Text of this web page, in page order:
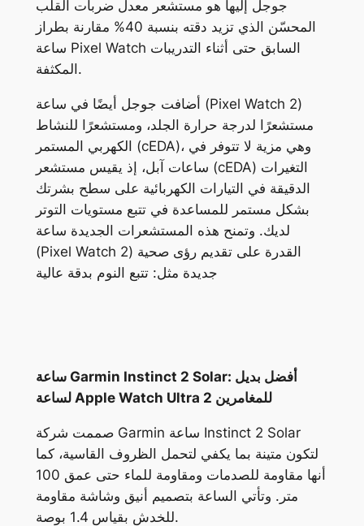
جوجل إليها هو مستشعر معدل ضربات القلب
المحسّن الذي تزيد دقته بنسبة 40% مقارنة بطراز
ساعة Pixel Watch السابق حتى أثناء التدريبات
المكثفة.
أضافت جوجل أيضًا في ساعة (Pixel Watch 2)
مستشعرًا لدرجة حرارة الجلد، ومستشعرًا للنشاط
الكهربي المستمر (cEDA)، وهي مزية لا تتوفر في
ساعات آبل، إذ يقيس مستشعر (cEDA) التغيرات
الدقيقة في التيارات الكهربائية على سطح بشرتك
بشكل مستمر للمساعدة في تتبع مستويات التوتر
لديك. وتمنح هذه المستشعرات الجديدة ساعة
(Pixel Watch 2) القدرة على تقديم رؤى صحية
جديدة مثل: تتبع النوم بدقة عالية
ساعة Garmin Instinct 2 Solar: أفضل بديل
لساعة Apple Watch Ultra 2 للمغامرين
صممت شركة Garmin ساعة Instinct 2 Solar
لتكون متينة بما يكفي لتحمل الظروف القاسية، كما
أنها مقاومة للصدمات ومقاومة للماء حتى عمق 100
متر. وتأتي الساعة بتصميم أنيق وشاشة مقاومة
للخدش بقياس 1.4 بوصة.